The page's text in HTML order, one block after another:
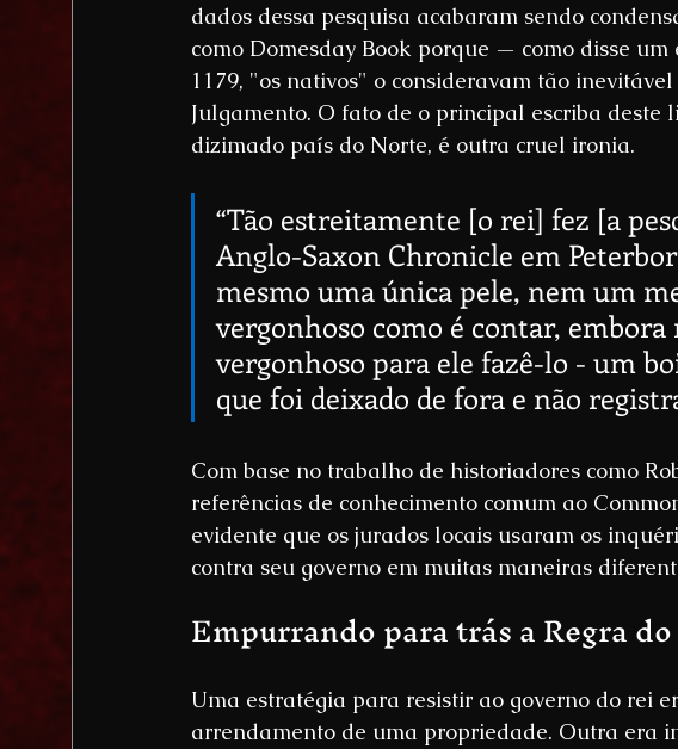
dados dessa pesquisa acabaram sendo
como Domesday Book porque — como disse
1179, "os nativos" o consideravam tão
Julgamento. O fato de o principal escriba deste
dizimado país do Norte, é outra cruel ironia.
“Tão estreitamente [o rei] fez [a
Anglo-Saxon Chronicle em
mesmo uma única pele, nem um
vergonhoso como é contar, embora
vergonhoso para ele fazê-lo - um
que foi deixado de fora e não
Com base no trabalho de historiadores como
referências de conhecimento comum ao
evidente que os jurados locais usaram os
contra seu governo em muitas maneiras
Empurrando para trás a Regra
Uma estratégia para resistir ao governo do rei
arrendamento de uma propriedade. Outra era